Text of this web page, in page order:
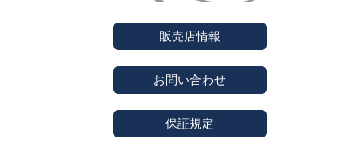
販売店情報
お問い合わせ
保証規定